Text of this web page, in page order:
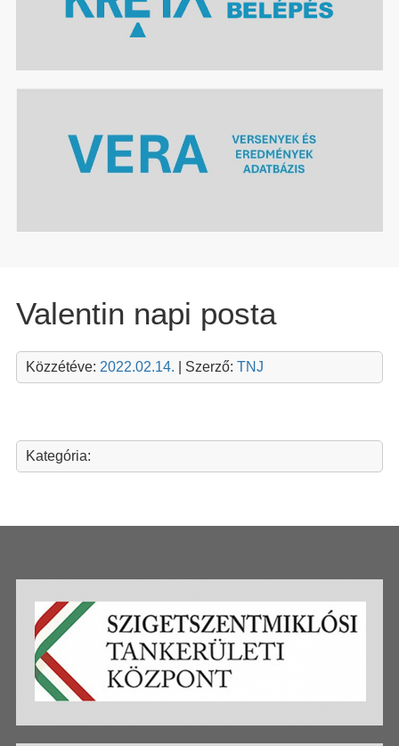
Valentin napi posta
Közzétéve: 2022.02.14. | Szerző: TNJ
Kategória: